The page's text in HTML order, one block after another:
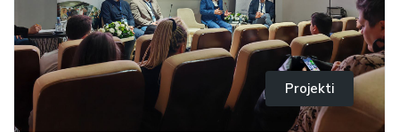
Projekti